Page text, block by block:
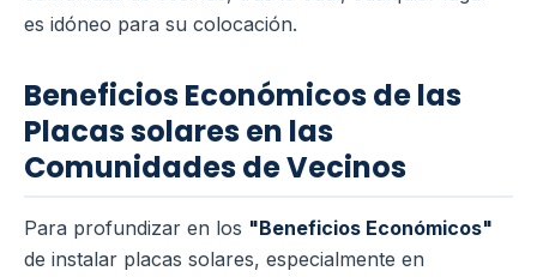
es idóneo para su colocación.
Beneficios Económicos de las
Placas solares en las
Comunidades de Vecinos
Para profundizar en los "Beneficios Económicos"
de instalar placas solares, especialmente en